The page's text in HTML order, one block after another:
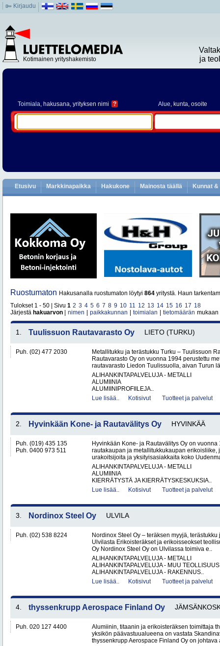
Kirjaudu
Kotimainen yrityshakemisto
ja
Toimiala, hakusana, yrityksen nimi ? Alue, kunta, osoite
Etusivu Markkinapaikka Hakukone Mainosta täällä Kunnat
Ruostumaton Hakusanalla ruostumaton löytyi 864 yritystä. Haun
Tulokset 1 - 50 | Sivu 1 2 3 4 5 6 7 8 9 10 11 12 13 14 15 16 17 18
Järjestä hakuarvon nimen paikkakunnan toimialan tietomäärän mukaan
1. Tuulissuon Rautavarasto Oy LIETO (TURKU)
Puh. (02) 477 2030
Metallitukku ja terästukku Turku – Tuulissuon
Rautavarasto Oy on vuonna 1994 perustettu
rautavarasto Liedon Tuulissuolla, aivan Turun
ALIHANKINTAPALVELUJA - METALLI
ALUMIINIA
ALUMIINIPROFIILEJA..
Lue lisää..
Kotisivut Tuotteet ja palvelut
2. Hyvinkään Kone- ja Rautavälitys Oy HYVINKÄÄ
Puh. (019) 435 135
Puh. 0400 973 511
Hyvinkään Kone- ja Rautavälitys Oy on
rautakaupan ja metallitukkukaupan erikoisliike,
urakoitsijoita ja yksityisasiakkaita koko
ALIHANKINTAPALVELUJA - METALLI
ALUMIINIA
KIERRÄTYSTÄ JA KIERRÄTYSKESKUKSIA..
Lue lisää..
Kotisivut Tuotteet ja palvelut
3. Nordinox Steel Oy ULVILA
Puh. (02) 538 8224
Nordinox Steel Oy – teräksen myyjä,
Ulvilasta Erikoisteräkset ja erikoisseokset
Oy Nordinox Steel Oy on Ulvilassa toimiva e..
ALIHANKINTAPALVELUJA - METALLI
ALIHANKINTAPALVELUJA - MUU TEOLLISUUS
ALIHANKINTAPALVELUJA - RAKENNUS..
Lue lisää..
Kotisivut Tuotteet ja palvelut
4. thyssenkrupp Aerospace Finland Oy
Puh. 020 127 4400
Alumiinin, titaanin ja erikoisteräksen toimittaja
yksikön päävastuualueena on vastata
thyssenkrupp Aerospace Finland Oy on johtava